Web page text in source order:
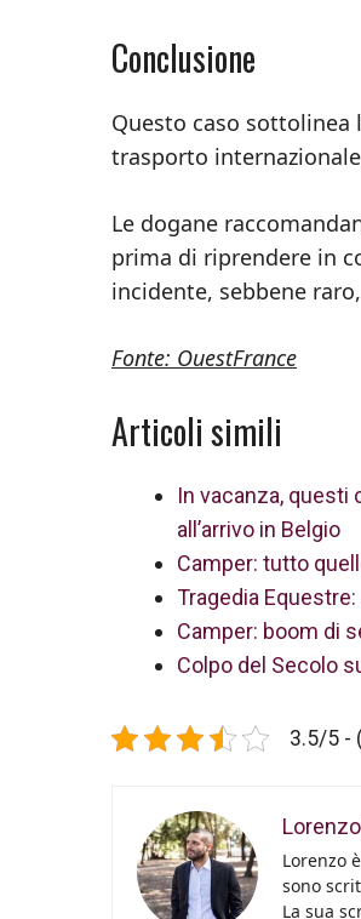
Conclusione
Questo caso
trasporto
Le dogane
prima di riprendere in
incidente, sebbene
Fonte: OuestFrance
Articoli simili
In vacanza, questi
all’arrivo in Belgio
Camper: tutto
Tragedia
Camper: boom di
Colpo del Secolo
3.5/5 -
Lorenzo
sono
La sua